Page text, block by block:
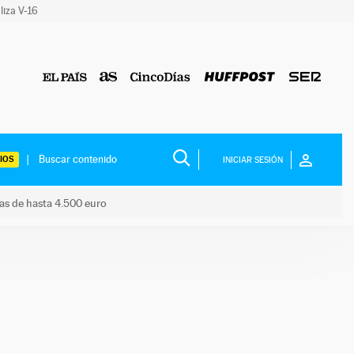
V-16
INICIAR SESIÓN
de hasta 4.500 euro